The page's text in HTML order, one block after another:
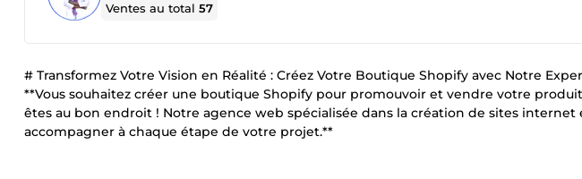
Ventes au total57
# Transformez Votre Vision en Réalité : Créez Votre Boutique Shopify avec Notre
**Vous souhaitez créer une boutique Shopify pour promouvoir et vendre votre
êtes au bon endroit ! Notre agence web spécialisée dans la création de sites
accompagner à chaque étape de votre projet.**